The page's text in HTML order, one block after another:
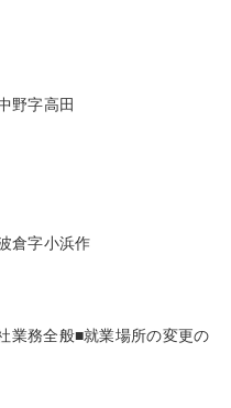
野字高田
倉字小浜作
業務全般■就業場所の変更の